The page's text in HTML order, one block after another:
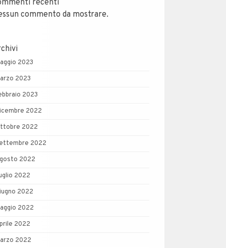
recenti
commento da mostrare.
2023
2023
2023
2022
2022
2022
2022
2022
2022
2022
2022
2022